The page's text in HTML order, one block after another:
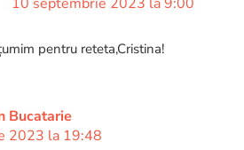
pentru reteta,Cristina!
Bucatarie
2023 la 19:48